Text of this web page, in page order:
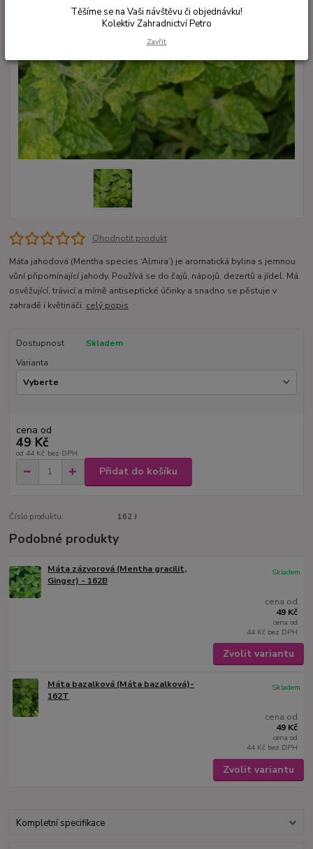
Ohodnotit produkt
Máta jahodová (Mentha species ‘Almira’) je aromatická bylina s jemnou
vůní připomínající jahody. Používá se do čajů, nápojů, dezertů a jídel. Má
osvěžující, trávicí a mírně antiseptické účinky a snadno se pěstuje v
zahradě i květináči. celý popis
Dostupnost
Skladem
Varianta
cena od
49 Kč
od 44 Kč bez DPH
Přidat do košíku
Číslo produktu: 162 J
Podobné produkty
Máta zázvorová (Mentha gracilit,
Ginger) - 162B
cena od
49 Kč
cena od
44 Kč bez DPH
Skladem
Zvolit variantu
Máta bazalková (Máta bazalková)-
162T
cena od
49 Kč
cena od
44 Kč bez DPH
Skladem
Zvolit variantu
Kompletní specifikace
Těšíme se na Vaši návštěvu či objednávku!
Kolektiv Zahradnictví Petro
Zavřít